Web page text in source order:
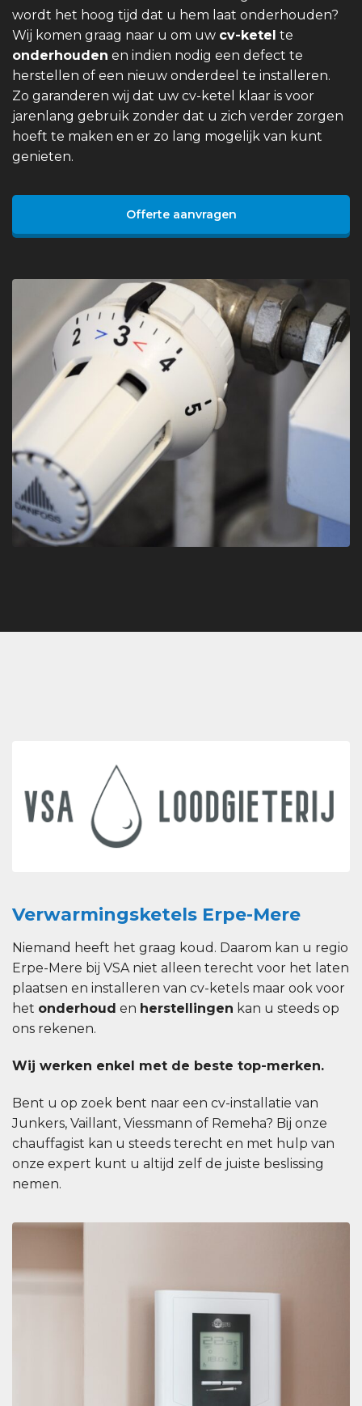
wordt het hoog tijd dat u hem laat onderhouden?
Wij komen graag naar u om uw cv-ketel te
onderhouden en indien nodig een defect te
herstellen of een nieuw onderdeel te installeren.
Zo garanderen wij dat uw cv-ketel klaar is voor
jarenlang gebruik zonder dat u zich verder zorgen
hoeft te maken en er zo lang mogelijk van kunt
genieten.
Offerte aanvragen
Verwarmingsketels Erpe-Mere
Niemand heeft het graag koud. Daarom kan u regio
Erpe-Mere bij VSA niet alleen terecht voor het laten
plaatsen en installeren van cv-ketels maar ook voor
het onderhoud en herstellingen kan u steeds op
ons rekenen.
Wij werken enkel met de beste top-merken.
Bent u op zoek bent naar een cv-installatie van
Junkers, Vaillant, Viessmann of Remeha? Bij onze
chauffagist kan u steeds terecht en met hulp van
onze expert kunt u altijd zelf de juiste beslissing
nemen.